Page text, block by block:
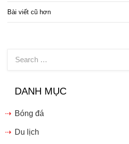
Điều
viết
Bài viết cũ hơn
DANH MỤC
Bóng đá
Du lịch